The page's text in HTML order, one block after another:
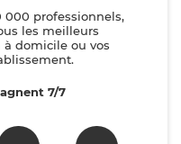
000 professionnels,
les meilleurs
domicile ou vos
7/7